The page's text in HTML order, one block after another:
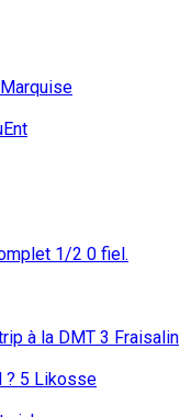
Marquise
1/2 0 fiel.
à la DMT 3 Fraisalin
? 5 Likosse